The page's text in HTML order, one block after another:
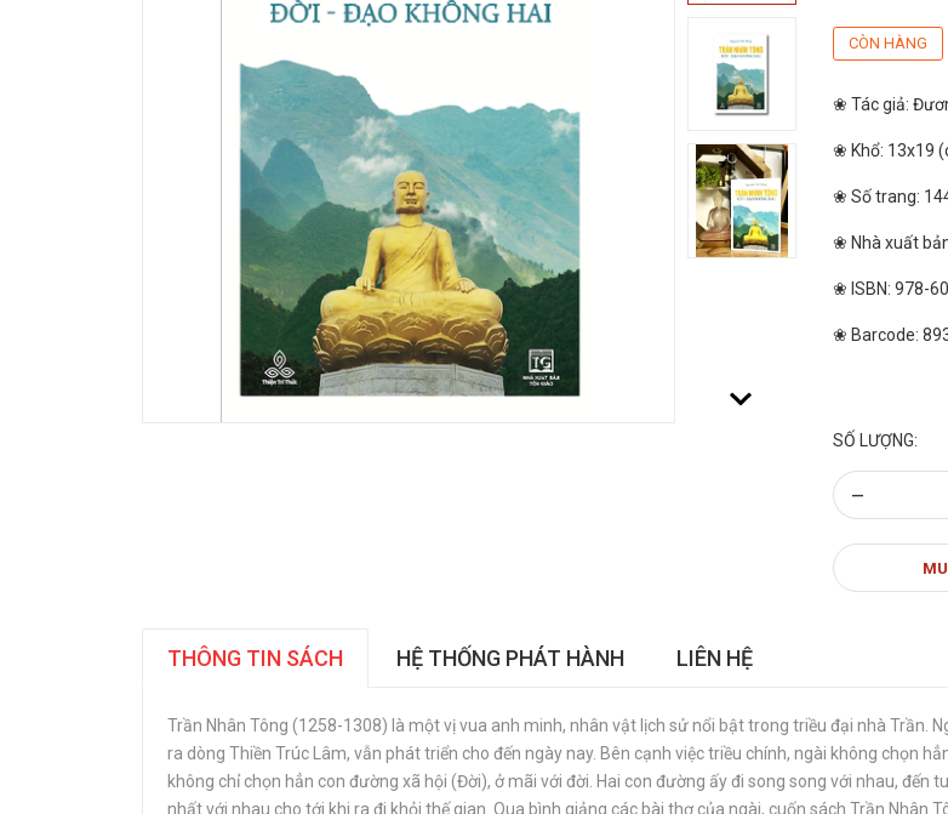
CÒN HÀNG
❀ Tác giả:
❀ Khổ: 13x19
❀ Số trang:
❀ Nhà xuất
❀ ISBN: 978-
❀ Barcode:
SỐ LƯỢNG:
–
THÔNG TIN SÁCH HỆ THỐNG PHÁT HÀNH LIÊN HỆ
Trần Nhân Tông (1258-1308) là một vị vua anh minh, nhân vật lịch sử nổi bật trong triều đại nhà Trần.
ra dòng Thiền Trúc Lâm, vẫn phát triển cho đến ngày nay. Bên cạnh việc triều chính, ngài không chọn
không chỉ chọn hẳn con đường xã hội (Đời), ở mãi với đời. Hai con đường ấy đi song song với nhau,
nhất với nhau cho tới khi ra đi khỏi thế gian. Qua bình giảng các bài thơ của ngài, cuốn sách Trần Nhân